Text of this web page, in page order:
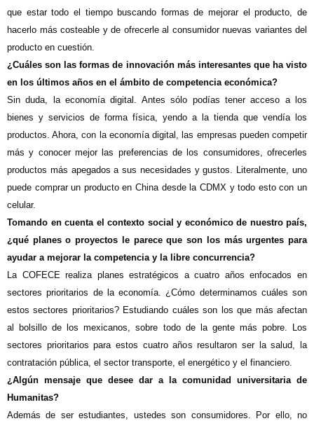
que estar todo el tiempo buscando formas de mejorar el producto, de
hacerlo más costeable y de ofrecerle al consumidor nuevas variantes del
producto en cuestión.
¿Cuáles son las formas de innovación más interesantes que ha visto
en los últimos años en el ámbito de competencia económica?
Sin duda, la economía digital. Antes sólo podías tener acceso a los
bienes y servicios de forma física, yendo a la tienda que vendía los
productos. Ahora, con la economía digital, las empresas pueden competir
más y conocer mejor las preferencias de los consumidores, ofrecerles
productos más apegados a sus necesidades y gustos. Literalmente, uno
puede comprar un producto en China desde la CDMX y todo esto con un
celular.
Tomando en cuenta el contexto social y económico de nuestro país,
¿qué planes o proyectos le parece que son los más urgentes para
ayudar a mejorar la competencia y la libre concurrencia?
La COFECE realiza planes estratégicos a cuatro años enfocados en
sectores prioritarios de la economía. ¿Cómo determinamos cuáles son
estos sectores prioritarios? Estudiando cuáles son los que más afectan
al bolsillo de los mexicanos, sobre todo de la gente más pobre. Los
sectores prioritarios para estos cuatro años resultaron ser la salud, la
contratación pública, el sector transporte, el energético y el financiero.
¿Algún mensaje que desee dar a la comunidad universitaria de
Humanitas?
Además de ser estudiantes, ustedes son consumidores. Por ello, no